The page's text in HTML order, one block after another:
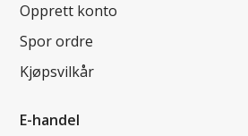
Opprett konto
Spor ordre
Kjøpsvilkår
E-handel